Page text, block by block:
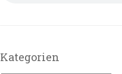
Kategorien